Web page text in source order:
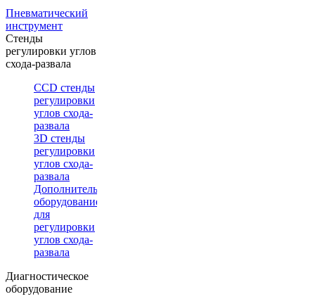
Пневматический
инструмент
Стенды
регулировки углов
схода-развала
CCD стенды
регулировки
углов схода-
развала
3D стенды
регулировки
углов схода-
развала
Дополнительное
оборудование
для
регулировки
углов схода-
развала
Диагностическое
оборудование